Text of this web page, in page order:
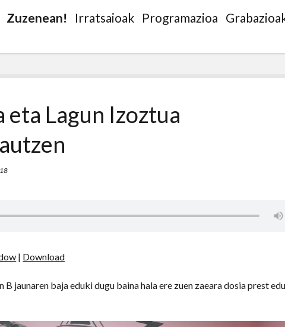
Zuzenean! Irratsaioak Programazioa
eta Lagun Izoztua
| Download
jaunaren baja eduki dugu baina hala ere zuen zaeara dosia prest